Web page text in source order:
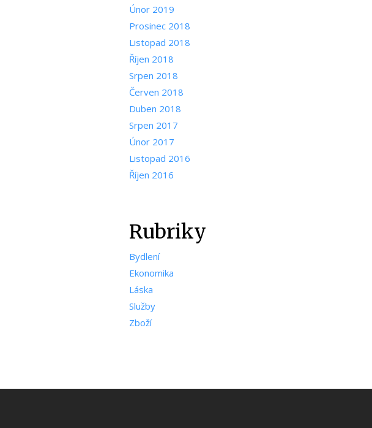
Únor 2019
Prosinec 2018
Listopad 2018
Říjen 2018
Srpen 2018
Červen 2018
Duben 2018
Srpen 2017
Únor 2017
Listopad 2016
Říjen 2016
Rubriky
Bydlení
Ekonomika
Láska
Služby
Zboží